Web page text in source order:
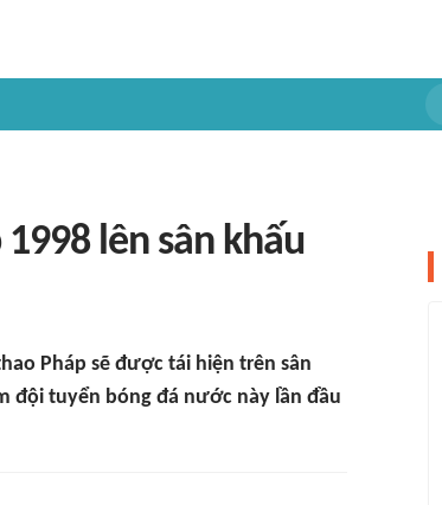
lên sân khấu
Pháp sẽ được tái hiện trên sân
đội tuyển bóng đá nước này lần đầu